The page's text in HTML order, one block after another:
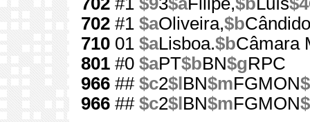
702 #1 $aOliveira,$b
710 01 $aLisboa.$bCâmara
801 #0 $aPT$bBN$gRPC
966 ## $c2$l BN$mFGMON
966 ## $c2$l BN$mFGMON